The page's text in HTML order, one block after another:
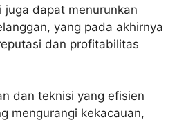
dapat menurunkan
yang pada akhirnya
dan profitabilitas
dan teknisi yang efisien
mengurangi kekacauan,